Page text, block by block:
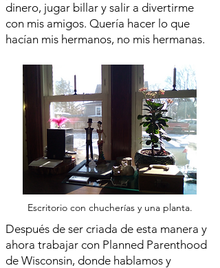
dinero, jugar billar y salir a divertirme
con mis amigos. Quería hacer lo que
hacían mis hermanos, no mis hermanas.
Escritorio con chucherías y una planta.
Después de ser criada de esta manera y
ahora trabajar con Planned Parenthood
de Wisconsin, donde hablamos y